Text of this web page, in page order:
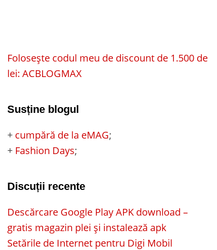
Folosește codul meu de discount de 1.500 de
lei: ACBLOGMAX
Susține blogul
+ cumpără de la eMAG;
+ Fashion Days;
Discuții recente
Descărcare Google Play APK download –
gratis magazin plei și instalează apk
Setările de Internet pentru Digi Mobil